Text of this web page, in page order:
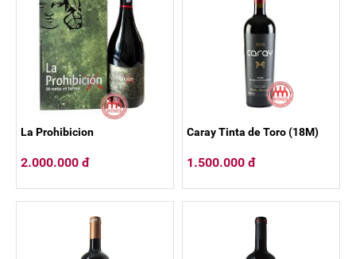
La Prohibicion
2.000.000 đ
Caray Tinta de Toro (18M)
1.500.000 đ